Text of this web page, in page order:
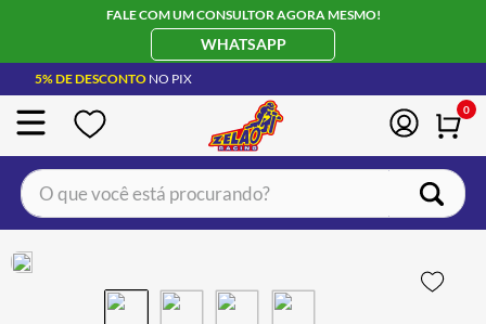
FALE COM UM CONSULTOR AGORA MESMO!
WHATSAPP
5% DE DESCONTO NO PIX
0
O que você está procurando?
BOTA